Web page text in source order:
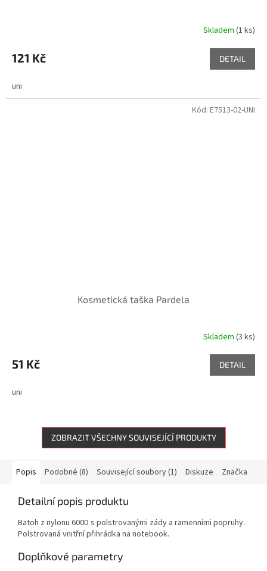
Skladem (1 ks)
121 Kč DETAIL
uni
Kosmetická taška Pardela
Skladem (3 ks)
51 Kč DETAIL
uni
Kód: E7513-02-UNI
ZOBRAZIT VŠECHNY SOUVISEJÍCÍ PRODUKTY
Popis Podobné (8) Související soubory (1) Diskuze Značka
Detailní popis produktu
Batoh z nylonu 600D s polstrovanými zády a ramenními popruhy.
Polstrovaná vnitřní přihrádka na notebook.
Doplňkové parametry